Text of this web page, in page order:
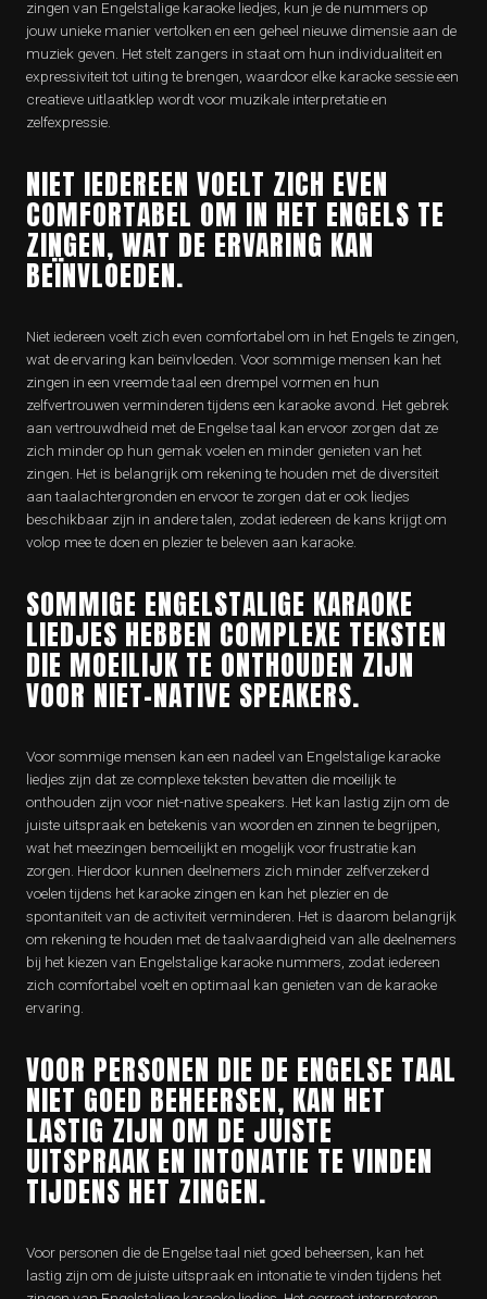
zingen van Engelstalige karaoke liedjes, kun je de nummers op
jouw unieke manier vertolken en een geheel nieuwe dimensie aan de
muziek geven. Het stelt zangers in staat om hun individualiteit en
expressiviteit tot uiting te brengen, waardoor elke karaoke sessie een
creatieve uitlaatklep wordt voor muzikale interpretatie en
zelfexpressie.
NIET IEDEREEN VOELT ZICH EVEN
COMFORTABEL OM IN HET ENGELS TE
ZINGEN, WAT DE ERVARING KAN
BEÏNVLOEDEN.
Niet iedereen voelt zich even comfortabel om in het Engels te zingen,
wat de ervaring kan beïnvloeden. Voor sommige mensen kan het
zingen in een vreemde taal een drempel vormen en hun
zelfvertrouwen verminderen tijdens een karaoke avond. Het gebrek
aan vertrouwdheid met de Engelse taal kan ervoor zorgen dat ze
zich minder op hun gemak voelen en minder genieten van het
zingen. Het is belangrijk om rekening te houden met de diversiteit
aan taalachtergronden en ervoor te zorgen dat er ook liedjes
beschikbaar zijn in andere talen, zodat iedereen de kans krijgt om
volop mee te doen en plezier te beleven aan karaoke.
SOMMIGE ENGELSTALIGE KARAOKE
LIEDJES HEBBEN COMPLEXE TEKSTEN
DIE MOEILIJK TE ONTHOUDEN ZIJN
VOOR NIET-NATIVE SPEAKERS.
Voor sommige mensen kan een nadeel van Engelstalige karaoke
liedjes zijn dat ze complexe teksten bevatten die moeilijk te
onthouden zijn voor niet-native speakers. Het kan lastig zijn om de
juiste uitspraak en betekenis van woorden en zinnen te begrijpen,
wat het meezingen bemoeilijkt en mogelijk voor frustratie kan
zorgen. Hierdoor kunnen deelnemers zich minder zelfverzekerd
voelen tijdens het karaoke zingen en kan het plezier en de
spontaniteit van de activiteit verminderen. Het is daarom belangrijk
om rekening te houden met de taalvaardigheid van alle deelnemers
bij het kiezen van Engelstalige karaoke nummers, zodat iedereen
zich comfortabel voelt en optimaal kan genieten van de karaoke
ervaring.
VOOR PERSONEN DIE DE ENGELSE TAAL
NIET GOED BEHEERSEN, KAN HET
LASTIG ZIJN OM DE JUISTE
UITSPRAAK EN INTONATIE TE VINDEN
TIJDENS HET ZINGEN.
Voor personen die de Engelse taal niet goed beheersen, kan het
lastig zijn om de juiste uitspraak en intonatie te vinden tijdens het